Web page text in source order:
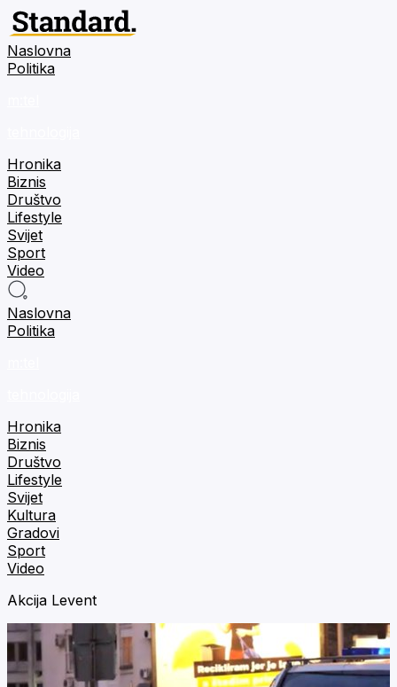
Naslovna
Politika
Hronika
Biznis
Društvo
Lifestyle
Svijet
Sport
Video
Naslovna
Politika
Hronika
Biznis
Društvo
Lifestyle
Svijet
Kultura
Gradovi
Sport
Video
Akcija Levent